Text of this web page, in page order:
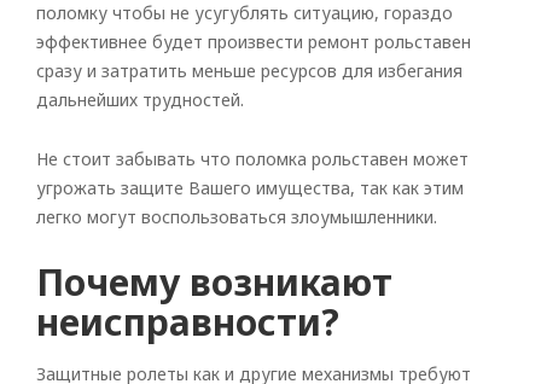
поломку чтобы не усугублять ситуацию, гораздо
эффективнее будет произвести ремонт рольставен
сразу и затратить меньше ресурсов для избегания
дальнейших трудностей.
Не стоит забывать что поломка рольставен может
угрожать защите Вашего имущества, так как этим
легко могут воспользоваться злоумышленники.
Почему возникают
неисправности?
Защитные ролеты как и другие механизмы требуют